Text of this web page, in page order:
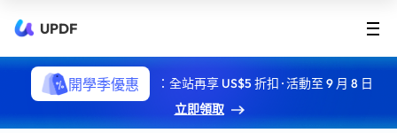
UPDF
開學季優惠
：全站再享 US$5 折扣 · 活動至 9 月 8 日
立即領取